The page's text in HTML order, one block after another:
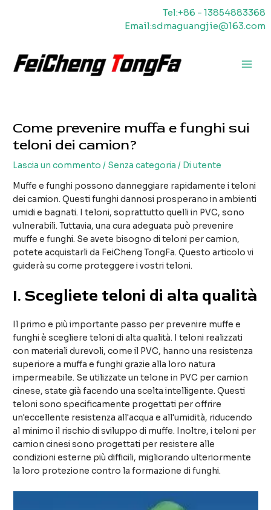
Tel:+86 - 13854883368
Email:sdmaguangjie@163.com
Come prevenire muffa e funghi sui
teloni dei camion?
Lascia un commento / Senza categoria / Diutente
Muffe e funghi possono danneggiare rapidamente i teloni
dei camion. Questi funghi dannosi prosperano in ambienti
umidi e bagnati. I teloni, soprattutto quelli in PVC, sono
vulnerabili. Tuttavia, una cura adeguata può prevenire
muffe e funghi. Se avete bisogno di teloni per camion,
potete acquistarli da FeiCheng TongFa. Questo articolo vi
guiderà su come proteggere i vostri teloni.
I. Scegliete teloni di alta qualità
Il primo e più importante passo per prevenire muffe e
funghi è scegliere teloni di alta qualità. I teloni realizzati
con materiali durevoli, come il PVC, hanno una resistenza
superiore a muffa e funghi grazie alla loro natura
impermeabile. Se utilizzate un telone in PVC per camion
cinese, state già facendo una scelta intelligente. Questi
teloni sono specificamente progettati per offrire
un'eccellente resistenza all'acqua e all'umidità, riducendo
al minimo il rischio di sviluppo di muffe. Inoltre, i teloni per
camion cinesi sono progettati per resistere alle
condizioni esterne più difficili, migliorando ulteriormente
la loro protezione contro la formazione di funghi.